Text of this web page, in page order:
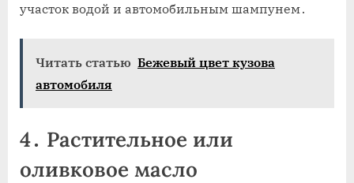
участок водой и автомобильным шампунем․
Читать статью Бежевый цвет кузова
автомобиля
4․ Растительное или
оливковое масло